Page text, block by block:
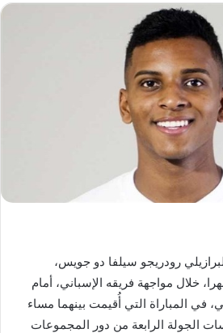
رودريجو سيلفا دو جويس،
خلال مواجهة فريقه الإسباني، أمام
في المباراة التي أُقيمت بينهما مساء
الجولة الرابعة من دور المجموعات